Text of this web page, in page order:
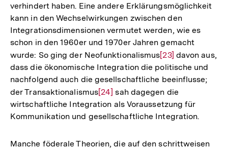
Fußnote
verhindert haben. Eine andere Erklärungsmöglichkeit
kann in den Wechselwirkungen zwischen den
Integrationsdimensionen vermutet werden, wie es
schon in den 1960er und 1970er Jahren gemacht
wurde: So ging der NeofunktionalismusZur
Auflösung
der
Fußnote
[23] davon aus,
dass die ökonomische Integration die politische und
nachfolgend auch die gesellschaftliche beeinflusse;
der TransaktionalismusZur
Auflösung
der
[24] sah dagegen die
wirtschaftliche Integration als Voraussetzung für
Kommunikation und gesellschaftliche Integration.
Manche föderale Theorien, die auf den schrittweisen